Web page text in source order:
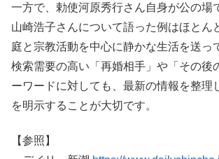
一方で、勅使河原秀行さん自身が公の場
山崎浩子さんについて語った例はほとん
庭と宗教活動を中心に静かな生活を送っ
検索需要の高い「再婚相手」や「その後
ーワードに対しても、最新の情報を整理
を明示することが大切です。
【参照】